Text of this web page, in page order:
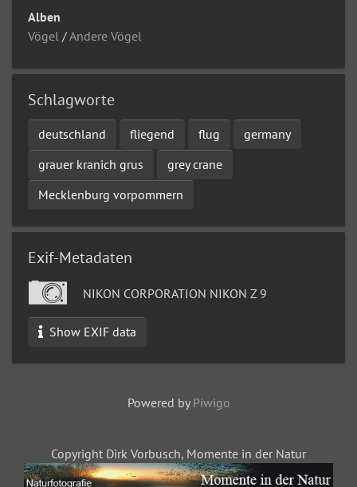
Alben
Vögel /Andere Vögel
Schlagworte
deutschland fliegend flug
germany
grauer kranich grus
grey crane
Mecklenburg vorpommern
Exif-Metadaten
NIKON CORPORATION NIKON Z 9
Show EXIF data
Powered by Piwigo
Copyright Dirk Vorbusch, Momente in der Natur